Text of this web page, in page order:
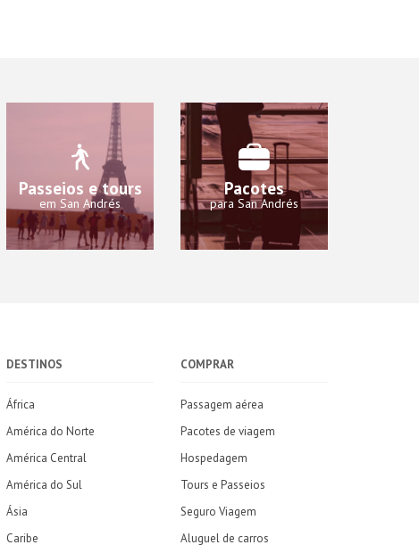
Passeios e tours
em San Andrés
Pacotes
para San Andrés
DESTINOS
África
América do Norte
América Central
América do Sul
Ásia
Caribe
COMPRAR
Passagem aérea
Pacotes de viagem
Hospedagem
Tours e Passeios
Seguro Viagem
Aluguel de carros